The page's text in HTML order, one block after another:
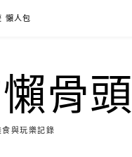
懶人包
骨頭
食與玩樂記錄